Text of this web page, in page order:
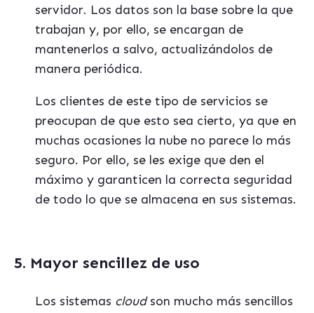
servidor. Los datos son la base sobre la que
trabajan y, por ello, se encargan de
mantenerlos a salvo, actualizándolos de
manera periódica.
Los clientes de este tipo de servicios se
preocupan de que esto sea cierto, ya que en
muchas ocasiones la nube no parece lo más
seguro. Por ello, se les exige que den el
máximo y garanticen la correcta seguridad
de todo lo que se almacena en sus sistemas.
5. Mayor sencillez de uso
Los sistemas cloudson mucho más sencillos